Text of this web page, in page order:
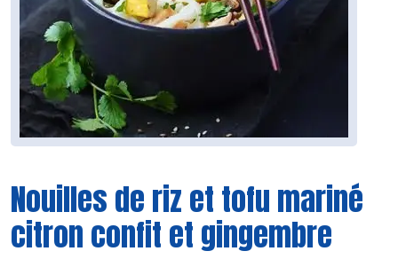
Nouilles de riz et tofu mariné
citron confit et gingembre